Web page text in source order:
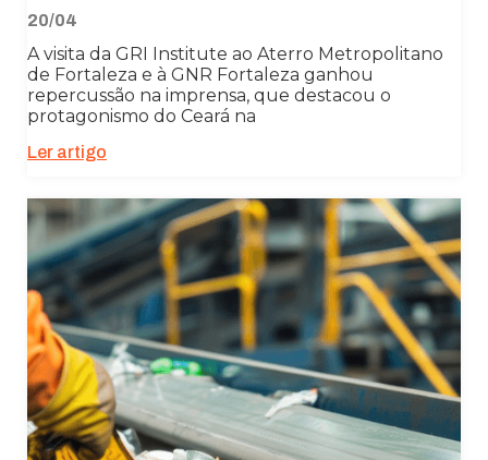
20/04
A visita da GRI Institute ao Aterro Metropolitano
de Fortaleza e à GNR Fortaleza ganhou
repercussão na imprensa, que destacou o
protagonismo do Ceará na
Ler artigo